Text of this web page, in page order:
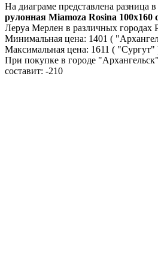
На диаграме представлена разница
рулонная Miamoza Rosina 100x160
Леруа Мерлен в различных городах
Минимальная цена: 1401 (
Максимальная цена: 1611 ( "Сургут"
При покупке в городе
составит: -210